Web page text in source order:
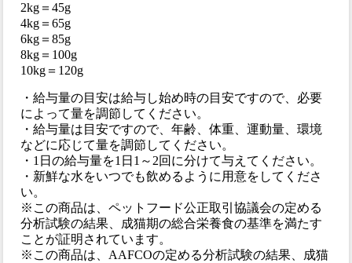
2kg＝45g
4kg＝65g
6kg＝85g
8kg＝100g
10kg＝120g
・給与量の目安は給与し始め時の目安ですので、必要
によって量を調節してください。
・給与量は目安ですので、年齢、体重、運動量、環境
などに応じて量を調節してください。
・1日の給与量を1日1～2回に分けて与えてください。
・新鮮な水をいつでも飲めるように用意をしてくださ
い。
※この商品は、ペットフード公正取引協議会の定める
分析試験の結果、成猫期の総合栄養食の基準を満たす
ことが証明されています。
※この商品は、AAFCOの定める分析試験の結果、成猫